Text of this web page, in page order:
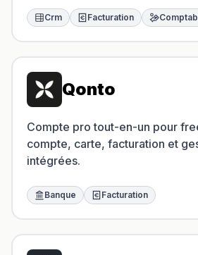
Crm Facturation
Qonto
Compte pro tout-en-un pour
compte, carte, facturation et
intégrées.
Banque Facturation